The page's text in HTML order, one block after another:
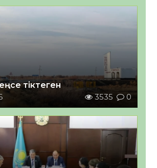
тіктеген
3535 0